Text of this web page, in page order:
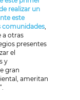
realizar un
este
comunidades,
a otras
presentes
el
y
gran
ameritan